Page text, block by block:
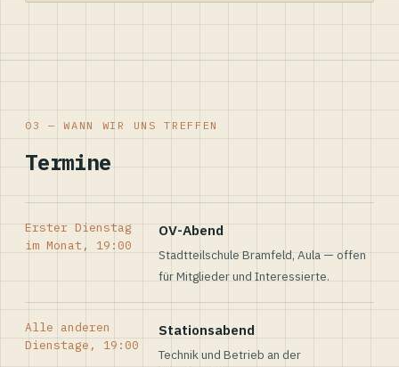
03 — WANN WIR UNS TREFFEN
Termine
Erster Dienstag
im Monat, 19:00
OV-Abend
Stadtteilschule Bramfeld, Aula — offen
für Mitglieder und Interessierte.
Alle anderen
Dienstage, 19:00
Stationsabend
Technik und Betrieb an der